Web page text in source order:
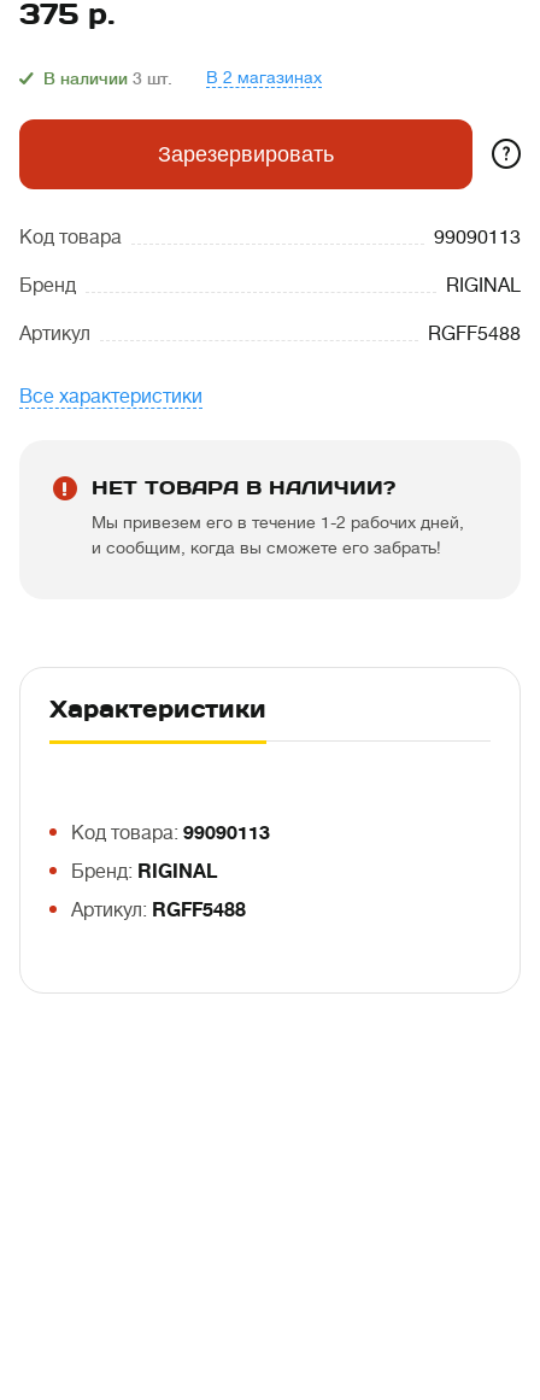
375 р.
В наличии 3 шт. В 2 магазинах
Зарезервировать ?
Код товара 99090113
Бренд RIGINAL
Артикул RGFF5488
Все характеристики
НЕТ ТОВАРА В НАЛИЧИИ?
Мы привезем его в течение 1-2 рабочих дней,
и сообщим, когда вы сможете его забрать!
Характеристики
Код товара: 99090113
Бренд: RIGINAL
Артикул: RGFF5488